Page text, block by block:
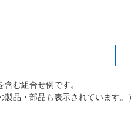
む組合せ例です。
製品・部品も表示されています。）